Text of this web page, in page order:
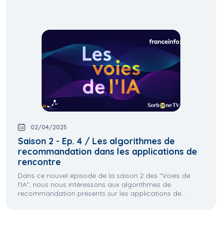
02/04/2025
Saison 2 - Ep. 4 / Les algorithmes de
recommandation dans les applications de
rencontre
Dans ce nouvel épisode de la saison 2 des "Voies de
l'IA", nous nous intéressons aux algorithmes de
recommandation présents sur les applications de...